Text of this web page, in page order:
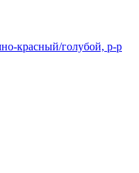
красный/голубой, р-р